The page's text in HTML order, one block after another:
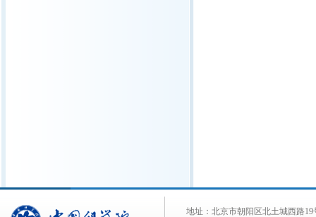
地址：北京市朝阳区北土城西路